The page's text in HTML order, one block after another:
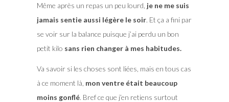
Même après un repas un peu lourd, je ne me suis
jamais sentie aussi légère le soir. Et ça a fini par
se voir sur la balance puisque j’ai perdu un bon
petit kilo sans rien changer à mes habitudes.
Va savoir si les choses sont liées, mais en tous cas
à ce moment là, mon ventre était beaucoup
moins gonflé. Bref ce que j’en retiens surtout